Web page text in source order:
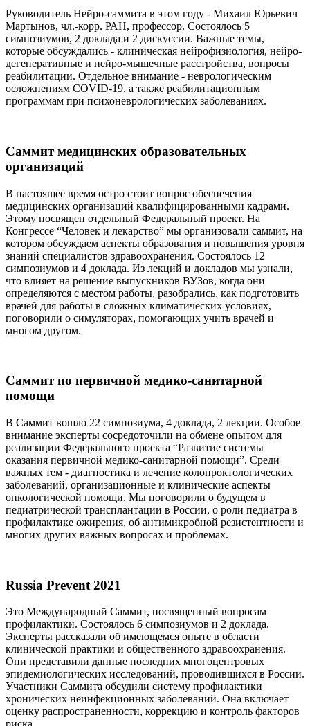
Руководитель Нейро-саммита в этом году - Михаил Юрьевич
Мартынов, чл.-корр. РАН, профессор. Состоялось 5
симпозиумов, 2 доклада и 2 дискуссии. Важные темы,
которые обсуждались - клиническая нейрофизиология, нейро-
дегенеративные и нейро-мышечные расстройства, вопросы
реабилитации. Отдельное внимание - неврологическим
осложнениям COVID-19, а также реабилитационным
программам при психоневрологических заболеваниях.
Саммит медицинских образовательных
организаций
В настоящее время остро стоит вопрос обеспечения
медицинских организаций квалифицированными кадрами.
Этому посвящен отдельный Федеральный проект. На
Конгрессе “Человек и лекарство” мы организовали саммит, на
котором обсуждаем аспекты образования и повышения уровня
знаний специалистов здравоохранения. Состоялось 12
симпозиумов и 4 доклада. Из лекций и докладов мы узнали,
что влияет на решение выпускников ВУЗов, когда они
определяются с местом работы, разобрались, как подготовить
врачей для работы в сложных климатических условиях,
поговорили о симуляторах, помогающих учить врачей и
многом другом.
Саммит по первичной медико-санитарной
помощи
В Саммит вошло 22 симпозиума, 4 доклада, 2 лекции. Особое
внимание эксперты сосредоточили на обмене опытом для
реализации Федерального проекта “Развитие системы
оказания первичной медико-санитарной помощи”. Среди
важных тем - диагностика и лечение колопроктологических
заболеваний, организационные и клинические аспекты
онкологической помощи. Мы поговорили о будущем в
педиатрической трансплантации в России, о роли педиатра в
профилактике ожирения, об антимикробной резистентности и
многих других важных вопросах и проблемах.
Russia Prevent 2021
Это Международный Саммит, посвященный вопросам
профилактики. Состоялось 6 симпозиумов и 2 доклада.
Эксперты рассказали об имеющемся опыте в области
клинической практики и общественного здравоохранения.
Они представили данные последних многоцентровых
эпидемиологических исследований, проводившихся в России.
Участники Саммита обсудили систему профилактики
хронических неинфекционных заболеваний. Она включает
оценку распространенности, коррекцию и контроль факторов